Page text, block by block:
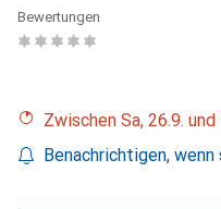
Bewertungen
Zwischen Sa, 26.9.
Benachrichtigen,